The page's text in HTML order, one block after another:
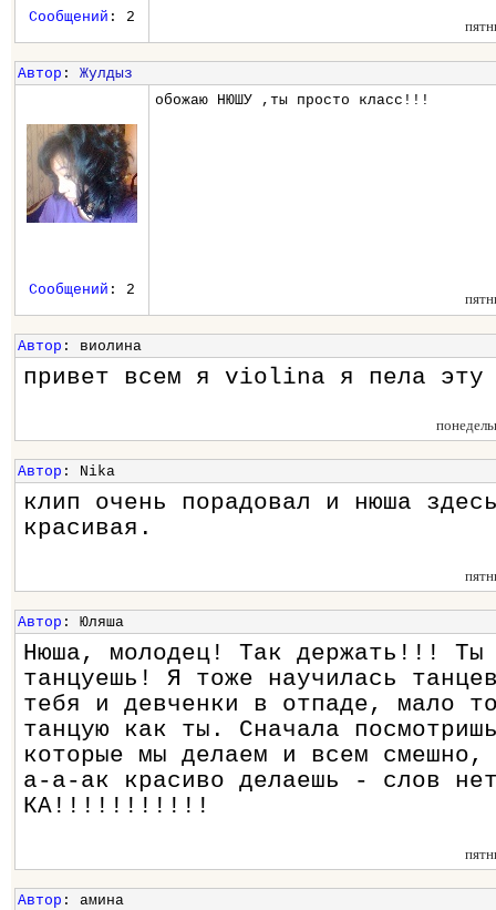
Сообщений : 2
Автор : Жулдыз
обожаю НЮШУ ,ты просто класс!!!
Сообщений : 2
Автор : виолина
привет всем я violina я пела эту
Автор : Nika
клип очень порадовал и нюша
красивая.
Автор : Юляша
Нюша, молодец! Так держать!!! Ты
танцуешь! Я тоже научилась
тебя и девченки в отпаде, мало
танцую как ты. Сначала
которые мы делаем и всем
а-а-ак красиво делаешь - слов
КА!!!!!!!!!!!
Автор : амина